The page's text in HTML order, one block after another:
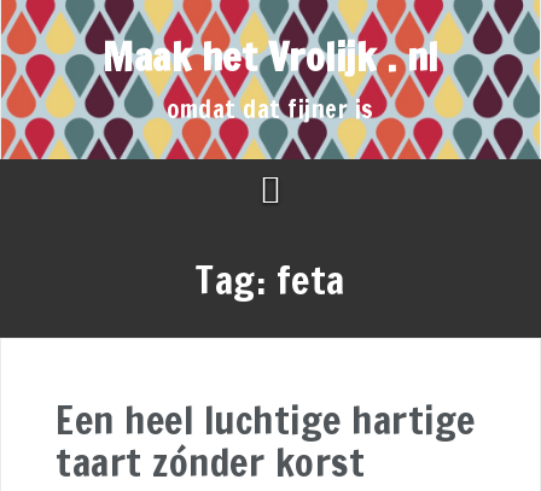
Maak het Vrolijk . nl
omdat dat fijner is
Tag: feta
Een heel luchtige hartige
taart zónder korst